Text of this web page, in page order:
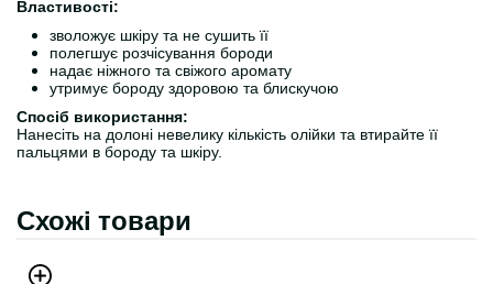
Властивості:
зволожує шкіру та не сушить її
полегшує розчісування бороди
надає ніжного та свіжого аромату
утримує бороду здоровою та блискучою
Спосіб використання:
Нанесіть на долоні невелику кількість олійки та втирайте її
пальцями в бороду та шкіру.
Схожі товари